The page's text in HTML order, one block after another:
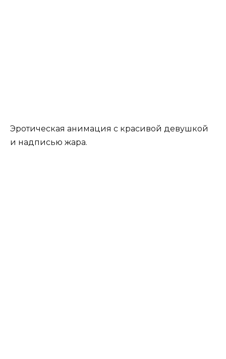
Эротическая анимация с красивой девушкой
и надписью жара.